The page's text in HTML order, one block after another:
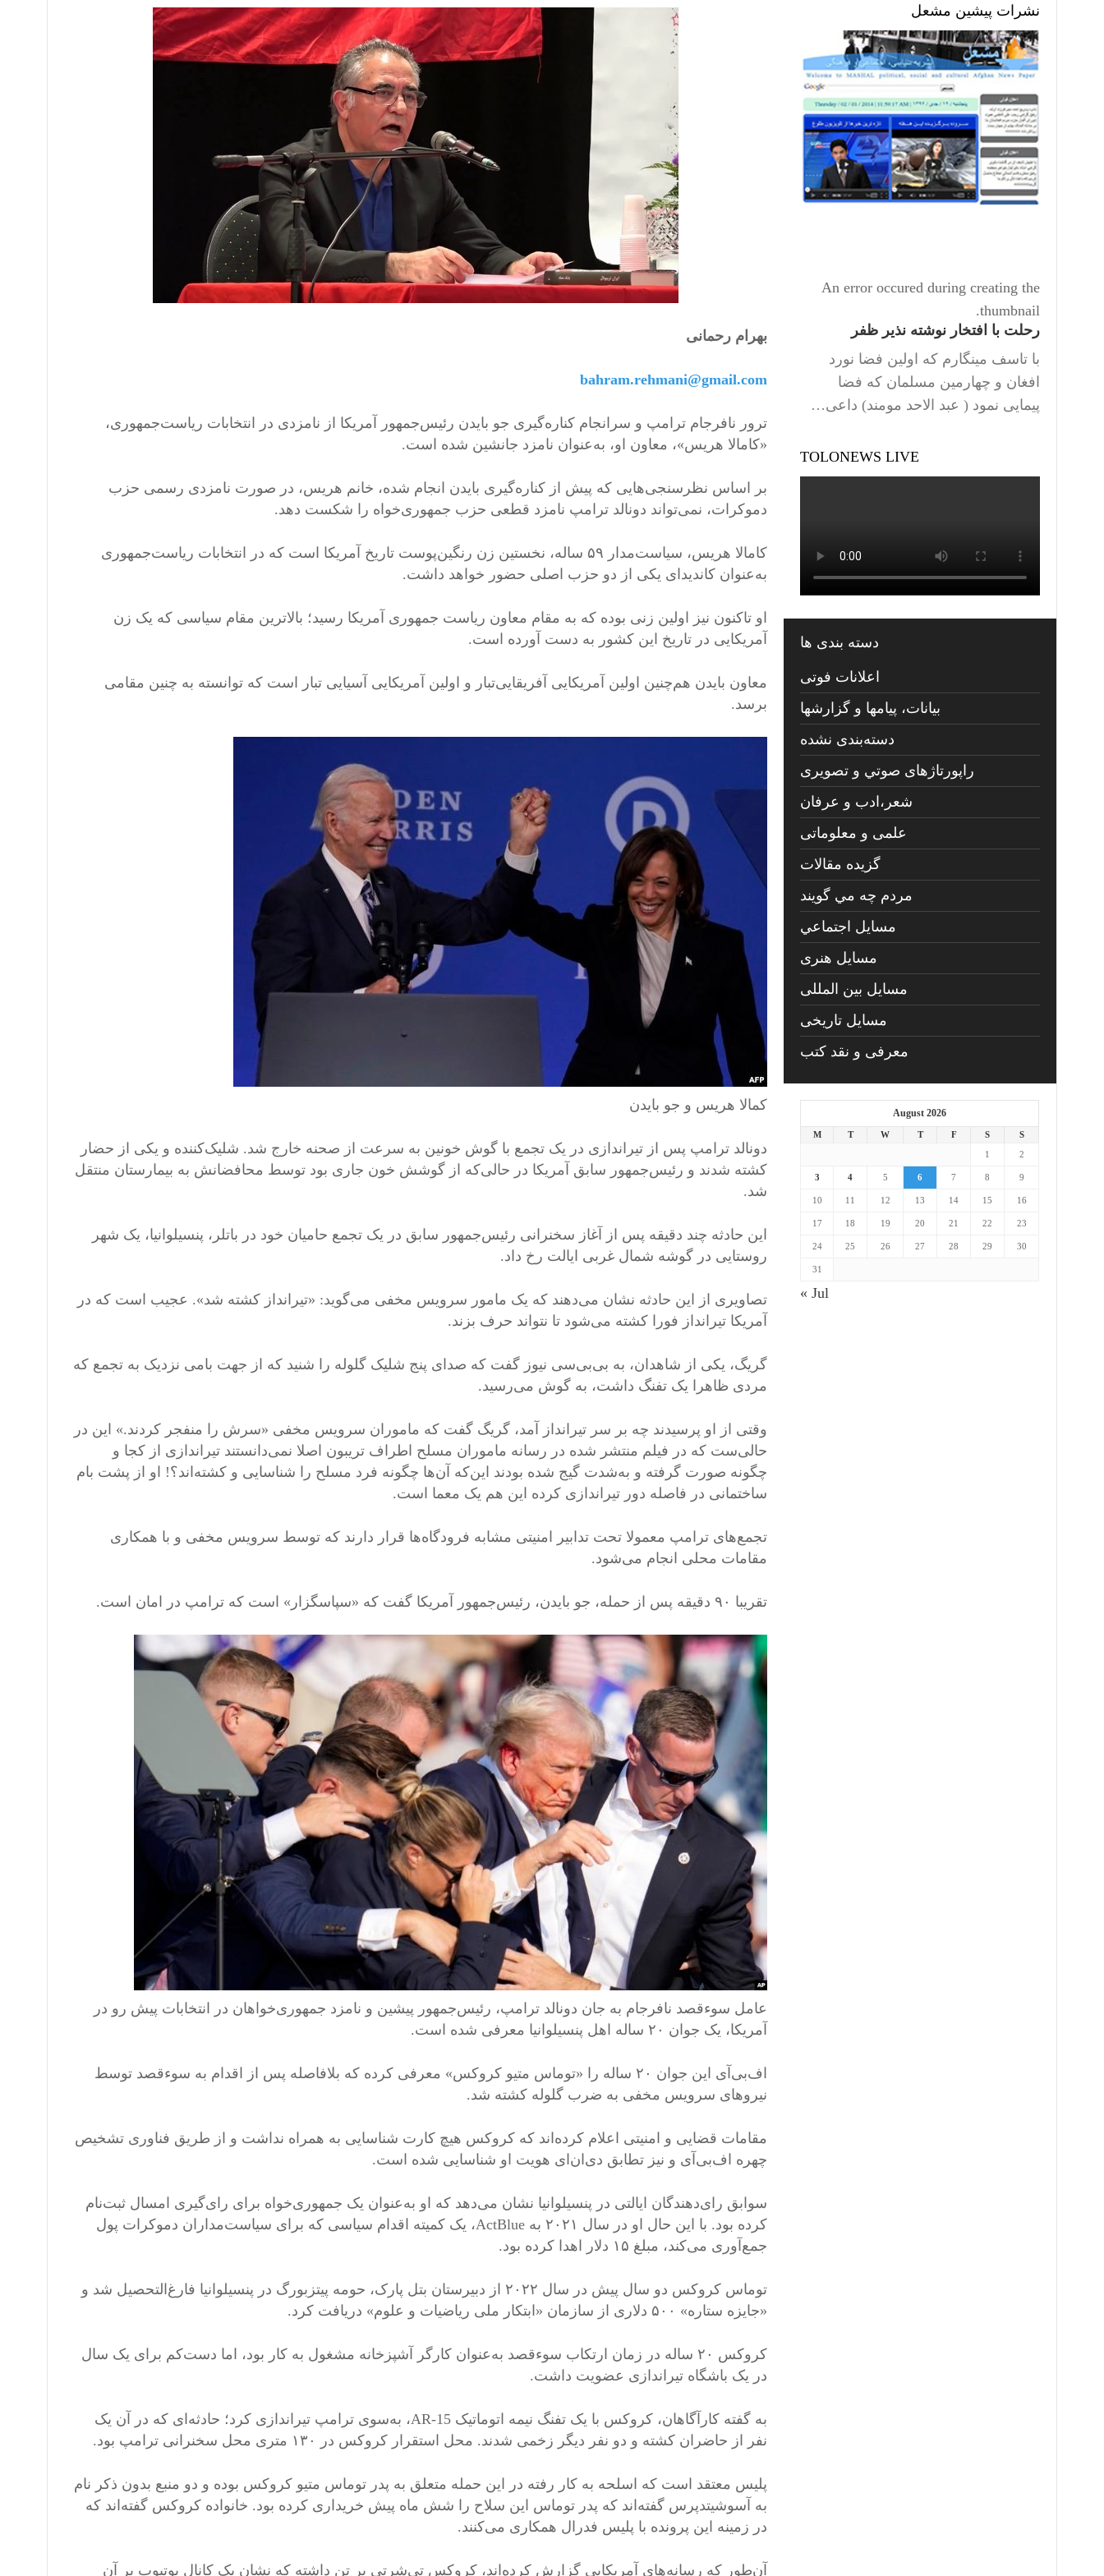
بهرام رحمانی
bahram.rehmani@gmail.com
ترور نافرجام ترامپ و سرانجام کناره‌گیری جو بایدن رئیس‌جمهور آمریکا از نامزدی در انتخابات ریاست‌جمهوری،
«کامالا هریس»، معاون او، به‌عنوان نامزد جانشین شده است.
بر اساس نظرسنجی‌هایی که پیش از کناره‌گیری بایدن انجام شده، خانم هریس، در صورت نامزدی رسمی حزب
دموکرات، نمی‌تواند دونالد ترامپ نامزد قطعی حزب جمهوری‌خواه را شکست دهد.
کامالا هریس، سیاست‌مدار ۵۹ ساله، نخستین زن رنگین‌پوست تاریخ آمریکا است که در انتخابات ریاست‌جمهوری
به‌عنوان کاندیدای یکی از دو حزب اصلی حضور خواهد داشت.
او تاکنون نیز اولین زنی بوده که به مقام معاون ریاست جمهوری آمریکا رسید؛ بالاترین مقام سیاسی که یک زن
آمریکایی در تاریخ این کشور به دست آورده است.
معاون بایدن هم‌چنین اولین آمریکایی آفریقایی‌تبار و اولین آمریکایی آسیایی تبار است که توانسته به چنین مقامی
برسد.
کمالا هریس و جو بایدن
دونالد ترامپ پس از تیراندازی در یک تجمع با گوش خونین به سرعت از صحنه خارج شد. شلیک‌کننده و یکی از حضار
کشته شدند و رئیس‌جمهور سابق آمریکا در حالی‌که از گوشش خون جاری بود توسط محافضانش به بیمارستان منتقل
شد.
این حادثه چند دقیقه پس از آغاز سخنرانی رئیس‌جمهور سابق در یک تجمع حامیان خود در باتلر، پنسیلوانیا، یک شهر
روستایی در گوشه شمال غربی ایالت رخ داد.
تصاویری از این حادثه نشان می‌دهند که یک مامور سرویس مخفی می‌گوید: «تیرانداز کشته شد». عجیب است که در
آمریکا تیرانداز فورا کشته می‌شود تا نتواند حرف بزند.
گریگ، یکی از شاهدان، به بی‌بی‌سی نیوز گفت که صدای پنج شلیک گلوله را شنید که از جهت بامی نزدیک به تجمع که
مردی ظاهرا یک تفنگ داشت، به گوش می‌رسید.
وقتی از او پرسیدند چه بر سر تیرانداز آمد، گریگ گفت که ماموران سرویس مخفی «سرش را منفجر کردند.» این در
حالی‌ست که در فیلم منتشر شده در رسانه ماموران مسلح اطراف تریبون اصلا نمی‌دانستند تیراندازی از کجا و
چگونه صورت گرفته و به‌شدت گیج شده بودند این‌که آن‌ها چگونه فرد مسلح را شناسایی و کشته‌اند؟! او از پشت بام
ساختمانی در فاصله دور تیراندازی کرده این هم یک معما است.
تجمع‌های ترامپ معمولا تحت تدابیر امنیتی مشابه فرودگاه‌ها قرار دارند که توسط سرویس مخفی و با همکاری
مقامات محلی انجام می‌شود.
تقریبا ۹۰ دقیقه پس از حمله، جو بایدن، رئیس‌جمهور آمریکا گفت که «سپاسگزار» است که ترامپ در امان است.
عامل سوءقصد نافرجام به جان دونالد ترامپ، رئیس‌جمهور پیشین و نامزد جمهوری‌خواهان در انتخابات پیش رو در
آمریکا، یک جوان ۲۰ ساله اهل پنسیلوانیا معرفی شده است.
اف‌بی‌آی این جوان ۲۰ ساله را «توماس متیو کروکس» معرفی کرده که بلافاصله پس از اقدام به سوءقصد توسط
نیروهای سرویس مخفی به ضرب گلوله کشته شد.
مقامات قضایی و امنیتی اعلام کرده‌اند که کروکس هیچ کارت شناسایی به همراه نداشت و از طریق فناوری تشخیص
چهره اف‌بی‌آی و نیز تطابق دی‌ان‌ای هویت او شناسایی شده است.
سوابق رای‌دهندگان ایالتی در پنسیلوانیا نشان می‌دهد که او به‌عنوان یک جمهوری‌خواه برای رای‌گیری امسال ثبت‌نام
کرده بود. با این حال او در سال ۲۰۲۱ به ActBlue، یک کمیته اقدام سیاسی که برای سیاست‌مداران دموکرات پول
جمع‌آوری می‌کند، مبلغ ۱۵ دلار اهدا کرده بود.
توماس کروکس دو سال پیش در سال ۲۰۲۲ از دبیرستان بتل پارک، حومه پیتزبورگ در پنسیلوانیا فارغ‌التحصیل شد و
«جایزه ستاره» ۵۰۰ دلاری از سازمان «ابتکار ملی ریاضیات و علوم» دریافت کرد.
کروکس ۲۰ ساله در زمان ارتکاب سوءقصد به‌عنوان کارگر آشپزخانه مشغول به کار بود، اما دست‌کم برای یک سال
در یک باشگاه تیراندازی عضویت داشت.
به گفته کارآگاهان، کروکس با یک تفنگ نیمه اتوماتیک AR-15، به‌سوی ترامپ تیراندازی کرد؛ حادثه‌ای که در آن یک
نفر از حاضران کشته و دو نفر دیگر زخمی شدند. محل استقرار کروکس در ۱۳۰ متری محل سخنرانی ترامپ بود.
پلیس معتقد است که اسلحه به کار رفته در این حمله متعلق به پدر توماس متیو کروکس بوده و دو منبع بدون ذکر نام
به آسوشیتدپرس گفته‌اند که پدر توماس این سلاح را شش ماه پیش خریداری کرده بود. خانواده کروکس گفته‌اند که
در زمینه این پرونده با پلیس فدرال همکاری می‌کنند.
آن‌طور که رسانه‌های آمریکایی گزارش کرده‌اند، کروکس تی‌شرتی بر تن داشته که نشان یک کانال یوتیوب بر آن
نشرات پیشین مشعل
An error occured during creating the
thumbnail.
رحلت با افتخار نوشته نذیر ظفر
با تاسف مینگارم که اولین فضا نورد
افغان و چهارمین مسلمان که فضا
پیمایی نمود ( عبد الاحد مومند) داعی…
TOLONEWS LIVE
دسته بندی ها
اعلانات فوتی
بیانات، پیامها و گزارشها
دسته‌بندی نشده
راپورتاژهای صوتي و تصويری
شعر،ادب و عرفان
علمی و معلوماتی
گزیده مقالات
مردم چه مي گويند
مسايل اجتماعي
مسايل هنری
مسایل بین المللی
مسایل تاریخی
معرفی و نقد کتب
August 2026
M T W T F S
S
1
2
3 4 5 6 7 8 9
10 11 12 13 14 15 16
17 18 19 20 21 22 23
24 25 26 27 28 29 30
31
« Jul